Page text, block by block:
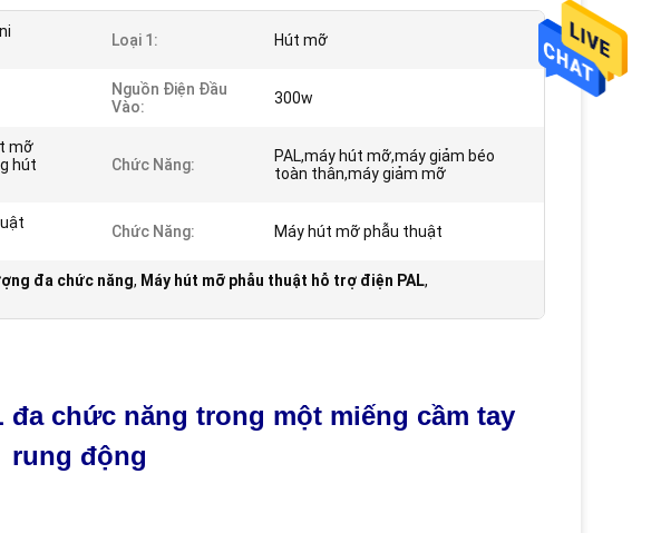
Loại 1: Hút mỡ
Nguồn Điện Đầu
Vào:
300w
mỡ
hút
Chức Năng:
PAL,máy hút mỡ,máy giảm béo
toàn thân,máy giảm mỡ
Chức Năng: Máy hút mỡ phẫu thuật
đa chức năng, Máy hút mỡ phẫu thuật hỗ trợ điện PAL,
chức năng trong một miếng cầm tay
rung động